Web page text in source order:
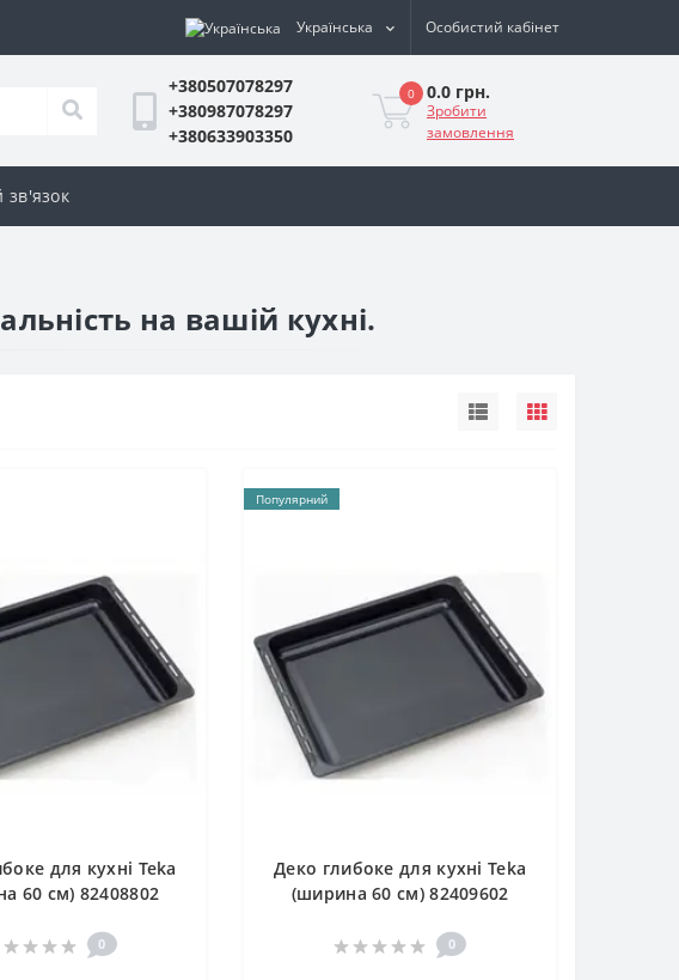
Українська Особистий кабінет
+380507078297
+380987078297
+380633903350
0 0.0 грн.
Зробити
замовлення
зв'язок
на вашій кухні.
для кухні Teka
60 см) 82408802
0
Популярний
Деко глибоке для кухні Teka
(ширина 60 см) 82409602
0